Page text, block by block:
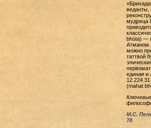
веданты,
мудреца
bhūta) —
Атманом.
можно
таттвой
единая и
(mahat
М.С.
78